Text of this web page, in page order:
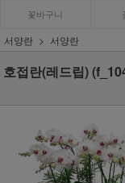
꽃바구니
서양란 서양란
호접란(레드립)